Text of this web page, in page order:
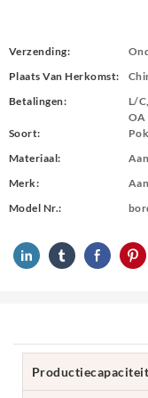
Verzending:
Plaats Van Herkomst:
Betalingen:
L/
OA
Soort:
Materiaal:
Merk:
Model Nr.:
Productiecapaciteit